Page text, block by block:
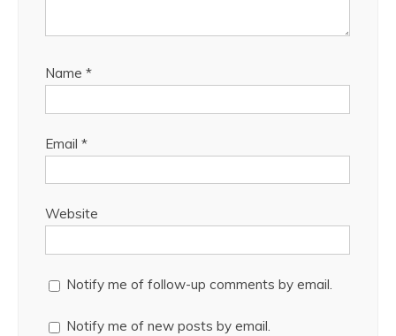
Name *
Email *
Website
Notify me of follow-up comments by email.
Notify me of new posts by email.